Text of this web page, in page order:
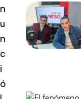
n
u
n
c
i
ó